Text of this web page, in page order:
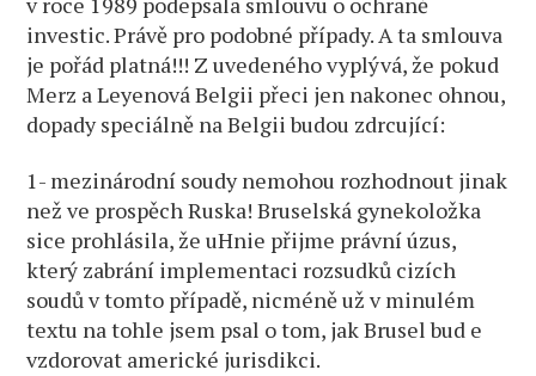
investic. Právě pro podobné případy. A ta smlouva
je pořád platná!!! Z uvedeného vyplývá, že pokud
Merz a Leyenová Belgii přeci jen nakonec ohnou,
dopady speciálně na Belgii budou zdrcující:
1- mezinárodní soudy nemohou rozhodnout jinak
než ve prospěch Ruska! Bruselská gynekoložka
sice prohlásila, že uHnie přijme právní úzus,
který zabrání implementaci rozsudků cizích
soudů v tomto případě, nicméně už v minulém
textu na tohle jsem psal o tom, jak Brusel bud e
vzdorovat americké jurisdikci.